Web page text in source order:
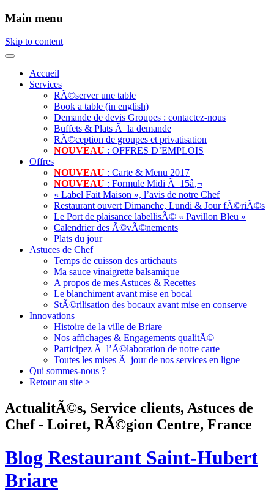
Main menu
Skip to content
Accueil
Services
RÃ©server une table
Book a table (in english)
Demande de devis Groupes : contactez-nous
Buffets & Plats Ã la demande
RÃ©ception de groupes et privatisation
NOUVEAU : OFFRES D’EMPLOIS
Offres
NOUVEAU : Carte & Menu 2017
NOUVEAU : Formule Midi Ã 15â‚¬
« Label Fait Maison », l’avis de notre Chef
Restaurant ouvert Dimanche, Lundi & Jour fÃ©riÃ©s
Le Port de plaisance labellisÃ© « Pavillon Bleu »
Calendrier des Ã©vÃ©nements
Plats du jour
Astuces de Chef
Temps de cuisson des artichauts
Ma sauce vinaigrette balsamique
A propos de mes Astuces & Recettes
Le blanchiment avant mise en bocal
StÃ©rilisation des bocaux avant mise en conserve
Innovations
Histoire de la ville de Briare
Nos affichages & Engagements qualitÃ©
Participez Ã l’Ã©laboration de notre carte
Toutes les mises Ã jour de nos services en ligne
Qui sommes-nous ?
Retour au site >
ActualitÃ©s, Service clients, Astuces de
Chef - Loiret, RÃ©gion Centre, France
Blog Restaurant Saint-Hubert
Briare